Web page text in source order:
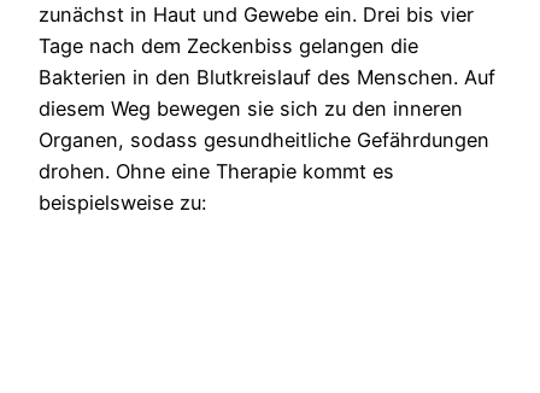
zunächst in Haut und Gewebe ein. Drei bis vier
Tage nach dem Zeckenbiss gelangen die
Bakterien in den Blutkreislauf des Menschen. Auf
diesem Weg bewegen sie sich zu den inneren
Organen, sodass gesundheitliche Gefährdungen
drohen. Ohne eine Therapie kommt es
beispielsweise zu: